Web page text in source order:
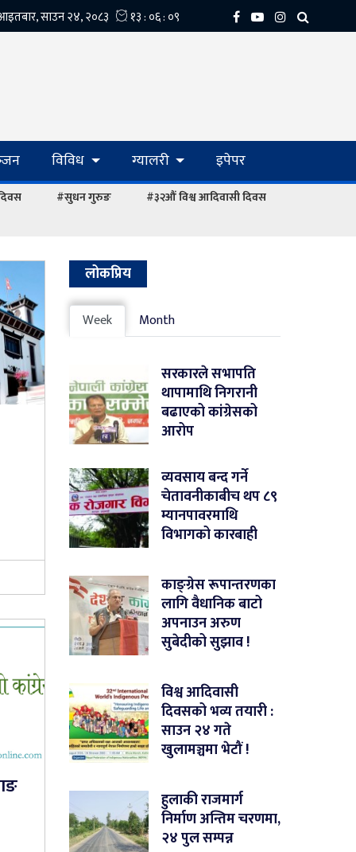
विविध ग्यालरी इपेपर
#सुधन गुरुङ #३२औं विश्व आदिवासी दिवस
लोकप्रिय
Week Month
सरकारले सभापति
थापामाथि निगरानी
बढाएको कांग्रेसको
आरोप
व्यवसाय बन्द गर्ने
चेतावनीकाबीच थप ८९
म्यानपावरमाथि
विभागको कारबाही
काङ्ग्रेस रूपान्तरणका
लागि वैधानिक बाटो
अपनाउन अरुण
सुबेदीको सुझाव !
विश्व आदिवासी
दिवसको भव्य तयारी :
साउन २४ गते
खुलामञ्चमा भेटौं !
हुलाकी राजमार्ग
निर्माण अन्तिम चरणमा,
२४ पुल सम्पन्न